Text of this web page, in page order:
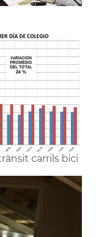
carrils bici